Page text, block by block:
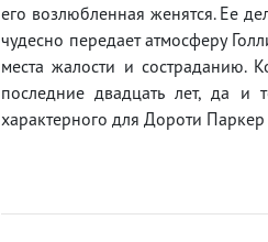
его возлюбленная женятся. Ее
чудесно передает атмосферу
места жалости и состраданию.
последние двадцать лет, да и
характерного для Дороти